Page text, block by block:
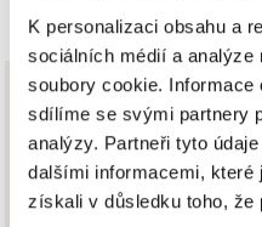
K personalizaci obsahu a
sociálních médií a
soubory cookie. Informace
sdílíme se svými partnery
analýzy. Partneři tyto
dalšími informacemi, které
získali v důsledku toho, že
Pribinova 8, 811 09 Bratislava
dnes otvorené od 10:00
ALOve OC Nový
Plzeňská 8, 150 00 Praha 5 -
tel.: +420736509250
dnes otvorené do 21:00
Z rovnakej
Už viac ako dve desaťročia
zdrojov vzácnych materiálov,